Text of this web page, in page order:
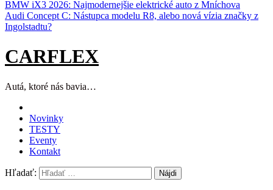
BMW iX3 2026: Najmodernejšie elektrické auto z Mníchova
Audi Concept C: Nástupca modelu R8, alebo nová vízia značky z
Ingolstadtu?
CARFLEX
Autá, ktoré nás bavia…
Novinky
TESTY
Eventy
Kontakt
Hľadať: